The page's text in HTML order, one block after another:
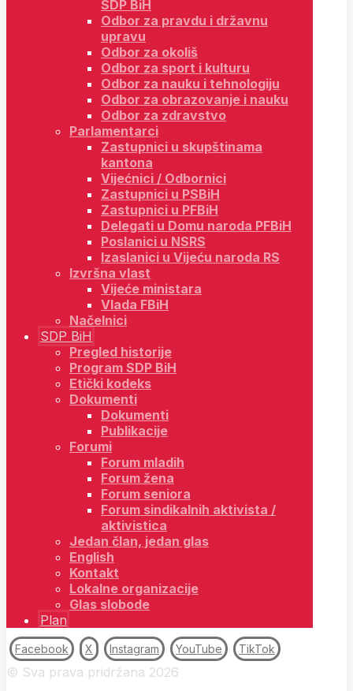
SDP BiH
Odbor za pravdu i državnu
upravu
Odbor za okoliš
Odbor za sport i kulturu
Odbor za nauku i tehnologiju
Odbor za obrazovanje i nauku
Odbor za zdravstvo
Parlamentarci
Zastupnici u skupštinama
kantona
Vijećnici / Odbornici
Zastupnici u PSBiH
Zastupnici u PFBiH
Delegati u Domu naroda PFBiH
Poslanici u NSRS
Izaslanici u Vijeću naroda RS
Izvršna vlast
Vijeće ministara
Vlada FBiH
Načelnici
SDP BiH
Pregled historije
Program SDP BiH
Etički kodeks
Dokumenti
Dokumenti
Publikacije
Forumi
Forum mladih
Forum žena
Forum seniora
Forum sindikalnih aktivista /
aktivistica
Jedan član, jedan glas
English
Kontakt
Lokalne organizacije
Glas slobode
Plan
Facebook X Instagram YouTube TikTok
© Sva prava pridržana 2026